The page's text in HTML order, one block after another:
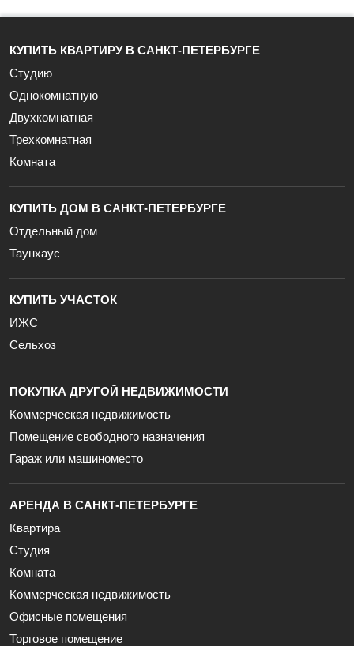
КУПИТЬ КВАРТИРУ В САНКТ-ПЕТЕРБУРГЕ
Студию
Однокомнатную
Двухкомнатная
Трехкомнатная
Комната
КУПИТЬ ДОМ В САНКТ-ПЕТЕРБУРГЕ
Отдельный дом
Таунхаус
КУПИТЬ УЧАСТОК
ИЖС
Сельхоз
ПОКУПКА ДРУГОЙ НЕДВИЖИМОСТИ
Коммерческая недвижимость
Помещение свободного назначения
Гараж или машиноместо
АРЕНДА В САНКТ-ПЕТЕРБУРГЕ
Квартира
Студия
Комната
Коммерческая недвижимость
Офисные помещения
Торговое помещение